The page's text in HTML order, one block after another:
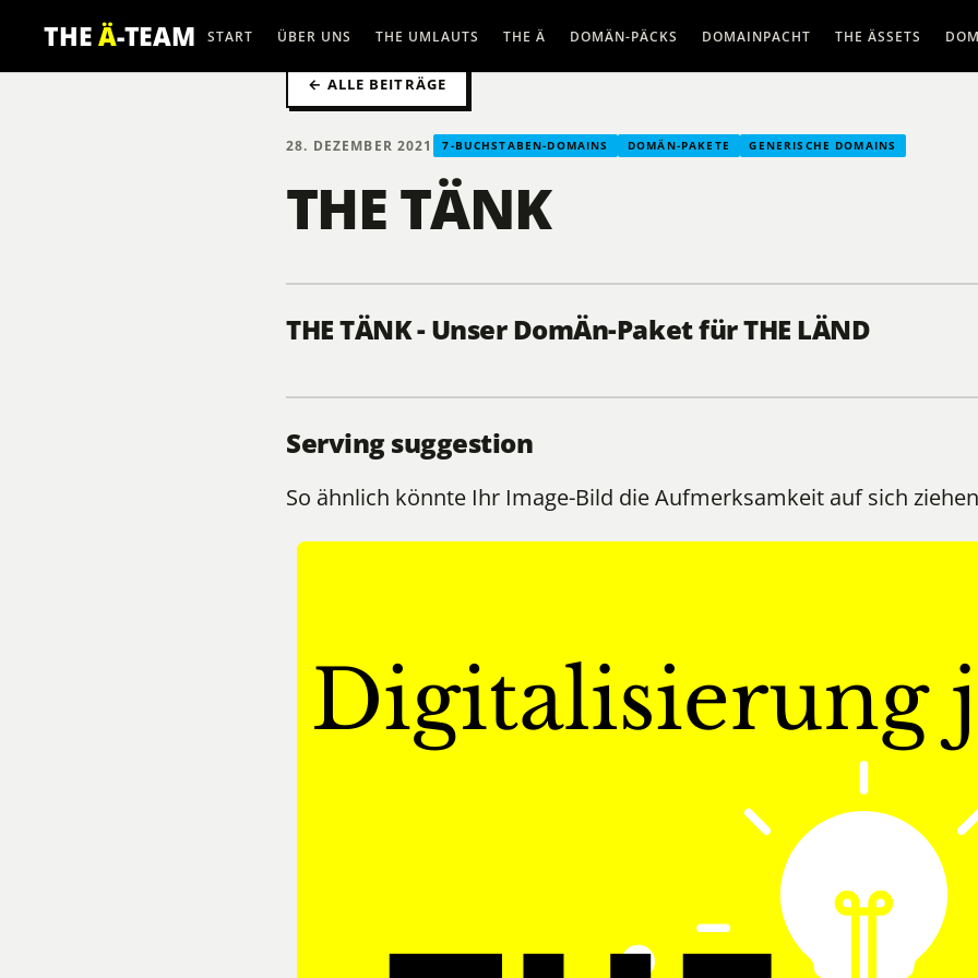
THEÄ-TEAM START ÜBER UNS THE UMLAUTS THE Ä DOMÄN-PÄCKS DOMAINPACHT THE ÄSSETS
← ALLE BEITRÄGE
28. DEZEMBER 2021 7-BUCHSTABEN-DOMAINS DOMÄN-PAKETE GENERISCHE DOMAINS
THE TÄNK
THE TÄNK - Unser DomÄn-Paket für THE LÄND
Serving suggestion
So ähnlich könnte Ihr Image-Bild die Aufmerksamkeit auf sich